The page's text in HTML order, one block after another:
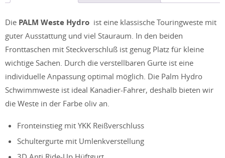
Die PALM Weste Hydro ist eine klassische Touringweste mit
guter Ausstattung und viel Stauraum. In den beiden
Fronttaschen mit Steckverschluß ist genug Platz für kleine
wichtige Sachen. Durch die verstellbaren Gurte ist eine
individuelle Anpassung optimal möglich. Die Palm Hydro
Schwimmweste ist ideal Kanadier-Fahrer, deshalb bieten wir
die Weste in der Farbe oliv an.
Fronteinstieg mit YKK Reißverschluss
Schultergurte mit Umlenkverstellung